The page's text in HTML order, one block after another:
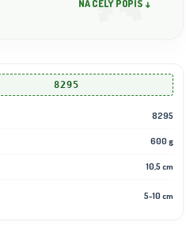
NA CELÝ POPIS ↓
8295
8295
600 g
10,5 cm
5-10 cm